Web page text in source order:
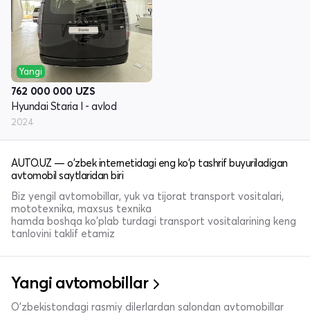
Yangi
762 000 000 UZS
Hyundai Staria I - avlod
2024
AUTO.UZ — o'zbek internetidagi eng ko'p tashrif buyuriladigan
avtomobil saytlaridan biri
Biz yengil avtomobillar, yuk va tijorat transport vositalari,
mototexnika, maxsus texnika
hamda boshqa ko'plab turdagi transport vositalarining keng
tanlovini taklif etamiz
Yangi avtomobillar
O'zbekistondagi rasmiy dilerlardan salondan avtomobillar